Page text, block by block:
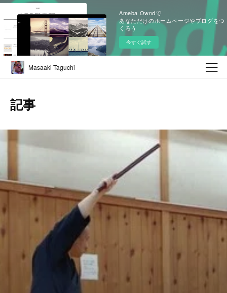
Ameba Owndで
あなただけのホームページやブログをつ
くろう
今すぐ試す
Masaaki Taguchi
記事